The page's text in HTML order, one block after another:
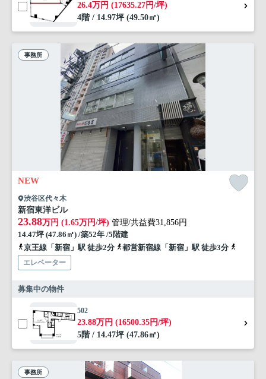
26.4万円 (17635.27円/坪)
4階 / 14.97坪 (49.50㎡)
事務所
NEW
渋谷区代々木
新宿東洋ビル
23.88万円 (1.65万円/坪) 管理/共益費31,856円
14.47坪 (47.86㎡) /築52年 /5階建
京王線「新宿」駅 徒歩2分
都営新宿線「新宿」駅 徒歩3分
エレベーター
募集中の物件
502
23.88万円 (16500.35円/坪)
5階 / 14.47坪 (47.86㎡)
事務所